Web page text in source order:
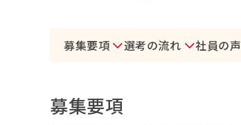
募集要項 選考の流れ 社員の声
募集要項